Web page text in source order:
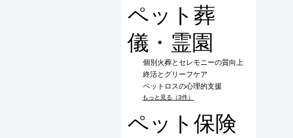
ペット葬
儀・霊園
個別火葬とセレモニーの質向上
終活とグリーフケア
ペットロスの心理的支援
もっと見る（3件）
ペット保険